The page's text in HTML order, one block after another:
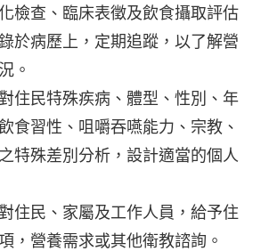
檢查、臨床表徵及飲食攝取評估
於病歷上，定期追蹤，以了解營
。
住民特殊疾病、體型、性別、年
食習性、咀嚼吞嚥能力、宗教、
特殊差別分析，設計適當的個人
住民、家屬及工作人員，給予住
，營養需求或其他衛教諮詢。